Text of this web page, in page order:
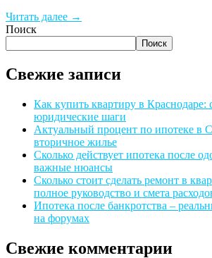
Читать далее →
Поиск
Поиск
Свежие записи
Как купить квартиру в Краснодаре:
юридические шаги
Актуальный процент по ипотеке в
вторичное жилье
Сколько действует ипотека после
важные нюансы
Сколько стоит сделать ремонт в
полное руководство и смета
Ипотека после банкротства –
на форумах
Свежие комментарии